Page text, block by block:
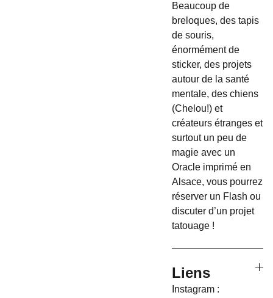
Beaucoup de
breloques, des tapis
de souris,
énormément de
sticker, des projets
autour de la santé
mentale, des chiens
(Chelou!) et
créateurs étranges et
surtout un peu de
magie avec un
Oracle imprimé en
Alsace, vous pourrez
réserver un Flash ou
discuter d’un projet
tatouage !
Liens
Instagram :